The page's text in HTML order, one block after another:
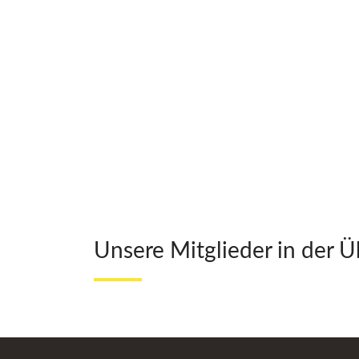
Unsere Mitglieder in der